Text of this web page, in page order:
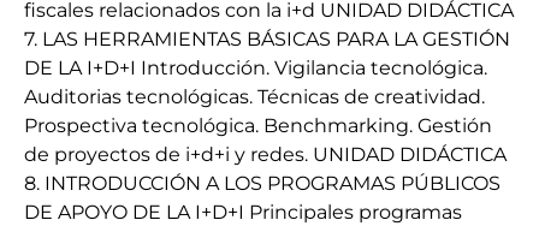
fiscales relacionados con la i+d UNIDAD DIDÁCTICA
7. LAS HERRAMIENTAS BÁSICAS PARA LA GESTIÓN
DE LA I+D+I Introducción. Vigilancia tecnológica.
Auditorias tecnológicas. Técnicas de creatividad.
Prospectiva tecnológica. Benchmarking. Gestión
de proyectos de i+d+i y redes. UNIDAD DIDÁCTICA
8. INTRODUCCIÓN A LOS PROGRAMAS PÚBLICOS
DE APOYO DE LA I+D+I Principales programas